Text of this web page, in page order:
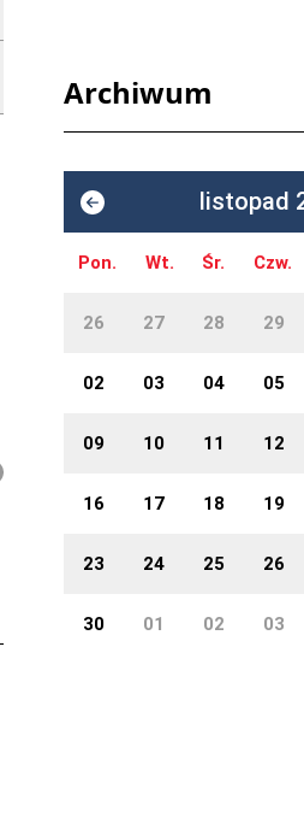
Archiwum
listopad
Pon. Wt. Śr. Czw.
26 27 28 29
02 03 04 05
09 10 11 12
16 17 18 19
23 24 25 26
30 01 02 03